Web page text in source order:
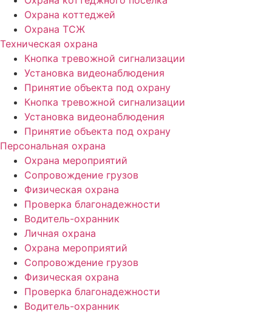
Охрана коттеджей
Охрана ТСЖ
Техническая охрана
Кнопка тревожной сигнализации
Установка видеонаблюдения
Принятие объекта под охрану
Кнопка тревожной сигнализации
Установка видеонаблюдения
Принятие объекта под охрану
Персональная охрана
Охрана мероприятий
Сопровождение грузов
Физическая охрана
Проверка благонадежности
Водитель-охранник
Личная охрана
Охрана мероприятий
Сопровождение грузов
Физическая охрана
Проверка благонадежности
Водитель-охранник